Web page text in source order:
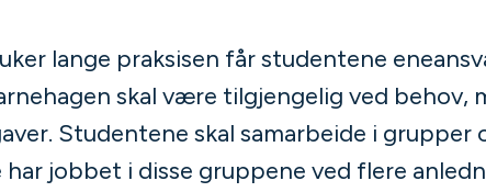
lange praksisen får studentene
skal være tilgjengelig ved behov,
Studentene skal samarbeide i grupper
jobbet i disse gruppene ved flere